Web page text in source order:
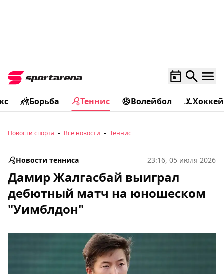
Борьба Теннис Волейбол Хоккей
Новости спорта Все новости Теннис
Новости тенниса 23:16, 05 июля 2026
Дамир Жалгасбай выиграл
дебютный матч на юношеском
"Уимблдон"